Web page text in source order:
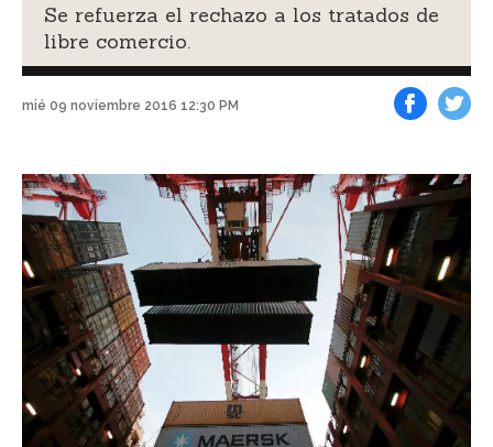
Se refuerza el rechazo a los tratados de
libre comercio.
mié 09 noviembre 2016 12:30 PM